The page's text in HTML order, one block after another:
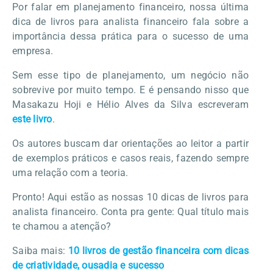
Por falar em planejamento financeiro, nossa última
dica de livros para analista financeiro fala sobre a
importância dessa prática para o sucesso de uma
empresa.
Sem esse tipo de planejamento, um negócio não
sobrevive por muito tempo. E é pensando nisso que
Masakazu Hoji e Hélio Alves da Silva escreveram
este livro.
Os autores buscam dar orientações ao leitor a partir
de exemplos práticos e casos reais, fazendo sempre
uma relação com a teoria.
Pronto! Aqui estão as nossas 10 dicas de livros para
analista financeiro. Conta pra gente: Qual título mais
te chamou a atenção?
Saiba mais: 10 livros de gestão financeira com dicas
de criatividade, ousadia e sucesso